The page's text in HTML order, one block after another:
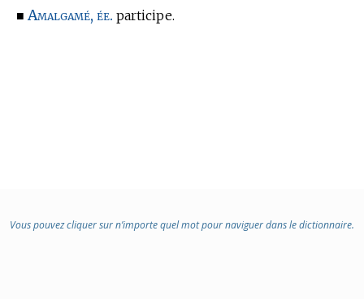
■ Amalgamé, ée. participe.
Vous pouvez cliquer sur n’importe quel mot pour naviguer dans le dictionnaire.